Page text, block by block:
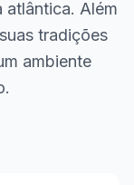
atlântica. Além
tradições
ambiente